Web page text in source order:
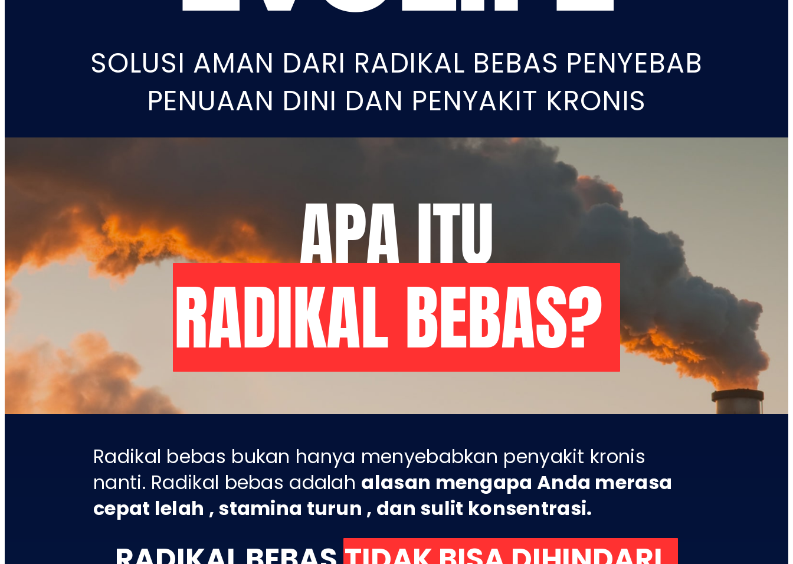
SOLUSI AMAN DARI RADIKAL BEBAS PENYEBAB
PENUAAN DINI DAN PENYAKIT KRONIS
APA ITU
RADIKAL BEBAS?
Radikal bebas bukan hanya menyebabkan penyakit kronis
nanti. Radikal bebas adalah alasan mengapa Anda merasa
cepat lelah , stamina turun , dan sulit konsentrasi.